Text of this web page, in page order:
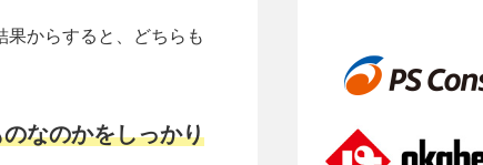
果からすると、どちらも
なのかをしっかり